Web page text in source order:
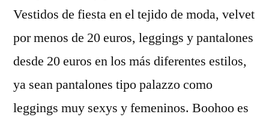
Vestidos de fiesta en el tejido de moda, velvet
por menos de 20 euros, leggings y pantalones
desde 20 euros en los más diferentes estilos,
ya sean pantalones tipo palazzo como
leggings muy sexys y femeninos. Boohoo es